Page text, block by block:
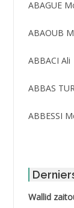
ABAGUE
ABAOUB
ABBACI Ali
ABBAS
ABBESSI
ABBOUR
ABDAT
Wallid